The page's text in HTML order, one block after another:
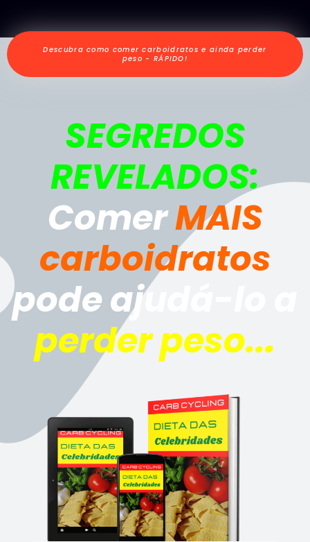
Descubra como comer carboidratos e ainda perder
peso - RÁPIDO!
SEGREDOS
REVELADOS:
ComerMAIS
carboidratos
pode ajudá-lo a
perder peso...